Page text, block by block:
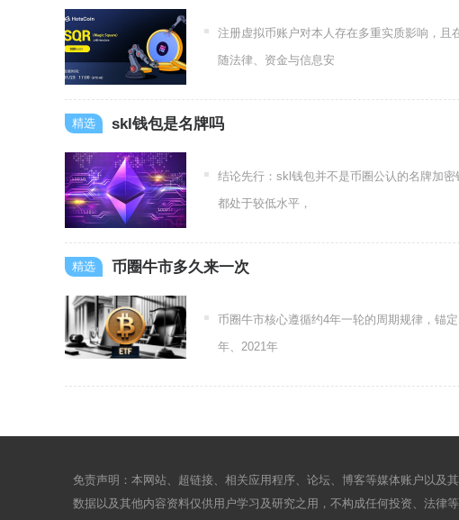
注册虚拟币账户对本人存在多重实质影响，
随法律、资金与信息安
skl钱包是名牌吗
结论先行：skl钱包并不是币圈公认的名牌加
都处于较低水平，
币圈牛市多久来一次
币圈牛市核心遵循约4年一轮的周期规律，锚
年、2021年
免责声明：本网站、超链接、相关应用程序、论坛、博客等媒体账户以及
数据以及其他内容资料仅供用户学习及研究之用，不构成任何投资、法律